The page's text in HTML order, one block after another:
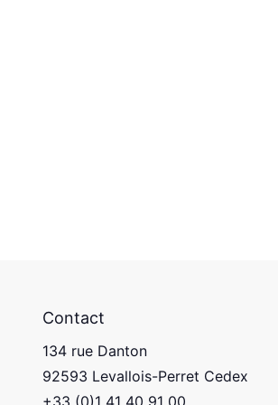
Contact
134 rue Danton
92593 Levallois-Perret Cedex
+33 (0)1 41 40 91 00